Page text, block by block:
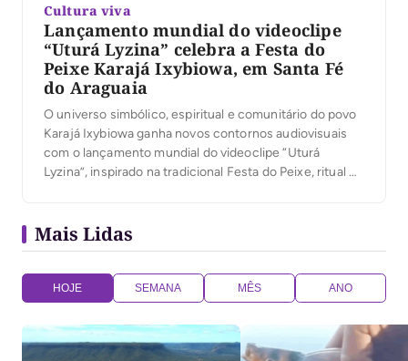
Cultura viva
Lançamento mundial do videoclipe
“Uturá Lyzina” celebra a Festa do
Peixe Karajá Ixybiowa, em Santa Fé
do Araguaia
O universo simbólico, espiritual e comunitário do povo
Karajá Ixybiowa ganha novos contornos audiovisuais
com o lançamento mundial do videoclipe “Uturá
Lyzina”, inspirado na tradicional Festa do Peixe, ritual de
Tocantins. O registro da cerimônia foi realizado […]
Mais Lidas
HOJE SEMANA MÊS ANO